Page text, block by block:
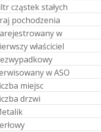
ltrcząstekstałych
raj pochodzenia
arejestrowanyw
ierwszywłaściciel
ezwypadkowy
rwisowanywASO
iczba miejsc
iczba drzwi
etalik
erłowy